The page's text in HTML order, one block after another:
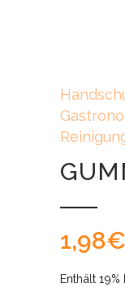
1,98€
Enthält 19%